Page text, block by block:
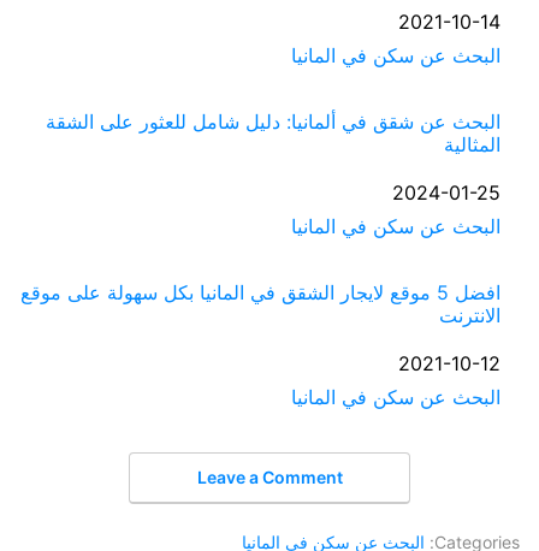
التاريخ
2021-10-14
في ما يتعلق بما يأتي
البحث عن سكن في المانيا
البحث عن شقق في ألمانيا: دليل شامل للعثور على الشقة
المثالية
التاريخ
2024-01-25
في ما يتعلق بما يأتي
البحث عن سكن في المانيا
افضل 5 موقع لايجار الشقق في المانيا بكل سهولة على موقع
الانترنت
التاريخ
2021-10-12
في ما يتعلق بما يأتي
البحث عن سكن في المانيا
Leave a Comment
Categories: البحث عن سكن في المانيا